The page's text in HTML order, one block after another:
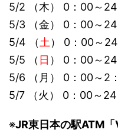
5/2 （木） 0：00～
5/3 （金） 0：00～
5/4 （ 土 ） 0：00～
5/5 （ 日 ） 0：00～
5/6 （月） 0：00～2
5/7 （火） 0：00～
※JR東日本の駅ATM